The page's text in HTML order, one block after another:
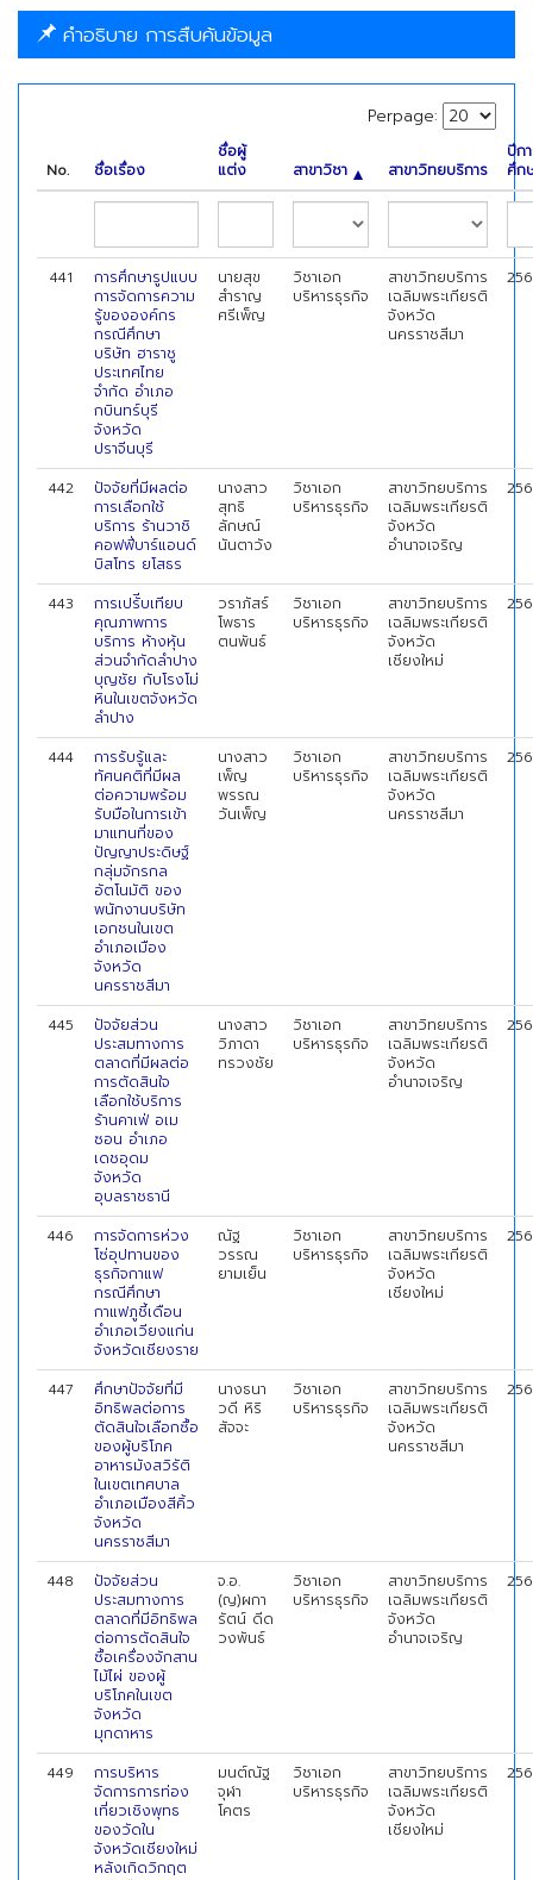
คำอธิบาย การสืบค้นข้อมูล
Perpage:
No. ชื่อเรื่อง
ชื่อผู้
แต่ง
สาขาวิชา สาขาวิทยบริการ
ปีก
ศึก
441
การศึกษารูปแบบ
การจัดการความ
รู้ขององค์กร
กรณีศึกษา
บริษัท ฮาราชู
ประเทศไทย
จำกัด อำเภอ
กบินทร์บุรี
จังหวัด
ปราจีนบุรี
นายสุข
สำราญ
ศรีเพ็ญ
วิชาเอก
บริหารธุรกิจ
สาขาวิทยบริการ
เฉลิมพระเกียรติ
จังหวัด
นครราชสีมา
442
ปัจจัยที่มีผลต่อ
การเลือกใช้
บริการ ร้านวาชิ
คอฟฟี่บาร์แอนด์
บิสโทร ยโสธร
นางสาว
สุทธิ
ลักษณ์
นันตาวัง
วิชาเอก
บริหารธุรกิจ
สาขาวิทยบริการ
เฉลิมพระเกียรติ
จังหวัด
อำนาจเจริญ
443
การเปรัีบเทียบ
คุณภาพการ
บริการ ห้างหุ้น
ส่วนจำกัดลำปาง
บุญชัย กับโรงโม่
หินในเขตจังหวัด
ลำปาง
วราภัสร์
โพธาร
ตนพันธ์
วิชาเอก
บริหารธุรกิจ
สาขาวิทยบริการ
เฉลิมพระเกียรติ
จังหวัด
เชียงใหม่
444
การรับรู้และ
ทัศนคติที่มีผล
ต่อความพร้อม
รับมือในการเข้า
มาแทนที่ของ
ปัญญาประดิษฐ์
กลุ่มจักรกล
อัตโนมัติ ของ
พนักงานบริษัท
เอกชนในเขต
อำเภอเมือง
จังหวัด
นครราชสีมา
นางสาว
เพ็ญ
พรรณ
วันเพ็ญ
วิชาเอก
บริหารธุรกิจ
สาขาวิทยบริการ
เฉลิมพระเกียรติ
จังหวัด
นครราชสีมา
445
ปัจจัยส่วน
ประสมทางการ
ตลาดที่มีผลต่อ
การตัดสินใจ
เลือกใช้บริการ
ร้านคาเฟ่ อเม
ซอน อำเภอ
เดชอุดม
จังหวัด
อุบลราชธานี
นางสาว
วิภาดา
ทรวงชัย
วิชาเอก
บริหารธุรกิจ
สาขาวิทยบริการ
เฉลิมพระเกียรติ
จังหวัด
อำนาจเจริญ
446
การจัดการห่วง
โซ่อุปทานของ
ธุรกิจกาแฟ
กรณีศึกษา
กาแฟภูชี้เดือน
อำเภอเวียงแก่น
จังหวัดเชียงราย
ณัฐ
วรรณ
ยามเย็น
วิชาเอก
บริหารธุรกิจ
สาขาวิทยบริการ
เฉลิมพระเกียรติ
จังหวัด
เชียงใหม่
447
ศึกษาปัจจัยที่มี
อิทธิพลต่อการ
ตัดสินใจเลือกซื้อ
ของผู้บริโภค
อาหารมังสวิรัติ
ในเขตเทศบาล
อำเภอเมืองสีคิ้ว
จังหวัด
นครราชสีมา
นางธนา
วดี หิริ
สัจจะ
วิชาเอก
บริหารธุรกิจ
สาขาวิทยบริการ
เฉลิมพระเกียรติ
จังหวัด
นครราชสีมา
448
ปัจจัยส่วน
ประสมทางการ
ตลาดที่มีอิทธิพล
ต่อการตัดสินใจ
ซื้อเครื่องจักสาน
ไม้ไผ่ ของผู้
บริโภคในเขต
จังหวัด
มุกดาหาร
จ.อ.
(ญ)ผกา
รัตน์ ดีด
วงพันธ์
วิชาเอก
บริหารธุรกิจ
สาขาวิทยบริการ
เฉลิมพระเกียรติ
จังหวัด
อำนาจเจริญ
449
การบริหาร
จัดการการท่อง
เที่ยวเชิงพุทธ
ของวัดใน
จังหวัดเชียงใหม่
หลังเกิดวิกฤต
มนต์ณัฐ
จุฬา
โคตร
วิชาเอก
บริหารธุรกิจ
สาขาวิทยบริการ
เฉลิมพระเกียรติ
จังหวัด
เชียงใหม่